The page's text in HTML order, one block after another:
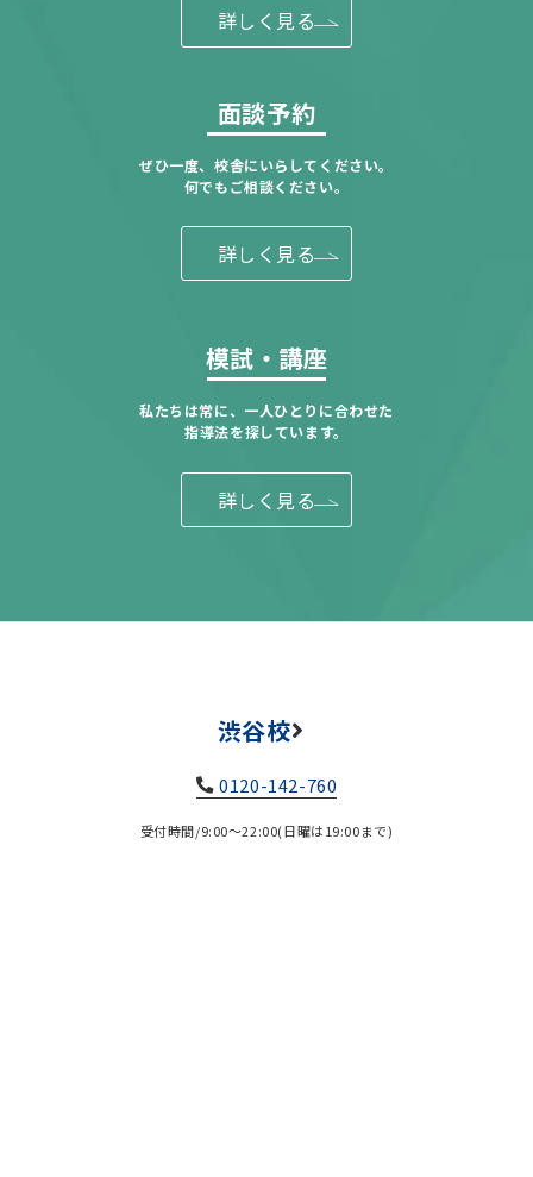
詳しく見る
面談予約
ぜひ一度、校舎にいらしてください。
何でもご相談ください。
詳しく見る
模試・講座
私たちは常に、一人ひとりに合わせた
指導法を探しています。
詳しく見る
渋谷校
0120-142-760
受付時間/9:00～22:00(日曜は19:00まで)